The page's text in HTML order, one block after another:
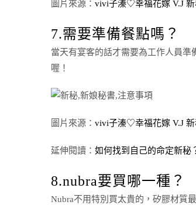
圖片來源： vivi子溱♡幸福花嫁 V.J
7.需要準備餐點嗎？
當天有宴客的話才需要為工作人員
喔！
圖片來源： vivi子溱♡幸福花嫁 V.J
延伸閱讀： 如何找到自己的命定新秘
8.nubra要買哪一種？
Nubra不用特別買太貴的，矽膠材質